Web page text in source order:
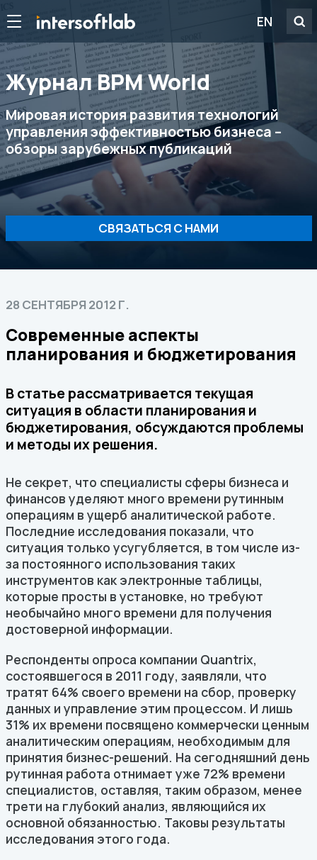
EN
Журнал ВРМ World
Мировая история развития технологий
управления эффективностью бизнеса –
обзоры зарубежных публикаций
СВЯЗАТЬСЯ С НАМИ
28 СЕНТЯБРЯ 2012 Г.
Современные аспекты
планирования и бюджетирования
В статье рассматривается текущая
ситуация в области планирования и
бюджетирования, обсуждаются проблемы
и методы их решения.
Не секрет, что специалисты сферы бизнеса и
финансов уделяют много времени рутинным
операциям в ущерб аналитической работе.
Последние исследования показали, что
ситуация только усугубляется, в том числе из-
за постоянного использования таких
инструментов как электронные таблицы,
которые просты в установке, но требуют
необычайно много времени для получения
достоверной информации.
Респонденты опроса компании Quantrix,
состоявшегося в 2011 году, заявляли, что
тратят 64% своего времени на сбор, проверку
данных и управление этим процессом. И лишь
31% их времени посвящено коммерчески ценным
аналитическим операциям, необходимым для
принятия бизнес-решений. На сегодняшний день
рутинная работа отнимает уже 72% времени
специалистов, оставляя, таким образом, менее
трети на глубокий анализ, являющийся их
основной обязанностью. Таковы результаты
исследования этого года.